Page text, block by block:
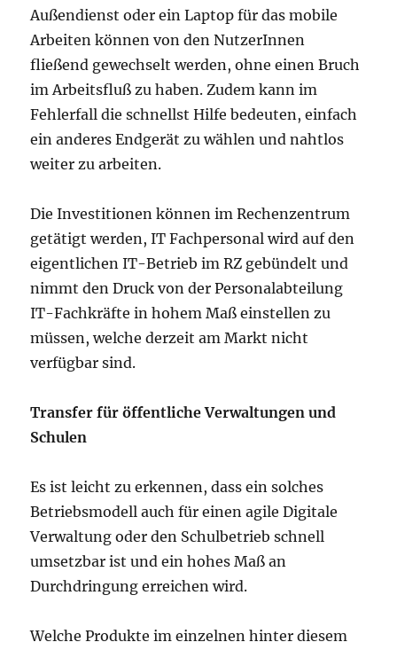
Außendienst oder ein Laptop für das mobile
Arbeiten können von den NutzerInnen
fließend gewechselt werden, ohne einen Bruch
im Arbeitsfluß zu haben. Zudem kann im
Fehlerfall die schnellst Hilfe bedeuten, einfach
ein anderes Endgerät zu wählen und nahtlos
weiter zu arbeiten.
Die Investitionen können im Rechenzentrum
getätigt werden, IT Fachpersonal wird auf den
eigentlichen IT-Betrieb im RZ gebündelt und
nimmt den Druck von der Personalabteilung
IT-Fachkräfte in hohem Maß einstellen zu
müssen, welche derzeit am Markt nicht
verfügbar sind.
Transfer für öffentliche Verwaltungen und
Schulen
Es ist leicht zu erkennen, dass ein solches
Betriebsmodell auch für einen agile Digitale
Verwaltung oder den Schulbetrieb schnell
umsetzbar ist und ein hohes Maß an
Durchdringung erreichen wird.
Welche Produkte im einzelnen hinter diesem